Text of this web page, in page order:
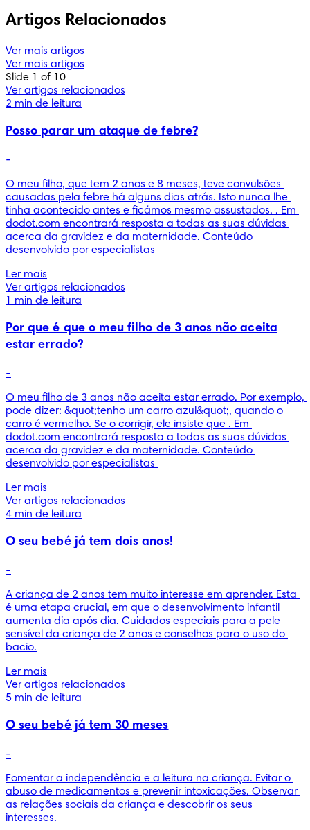
Artigos Relacionados
Ver mais artigos
Ver mais artigos
Slide 1 of 10
Ver artigos relacionados
2 min de leitura
Posso parar um ataque de febre?
-
O meu filho, que tem 2 anos e 8 meses, teve convulsões
causadas pela febre há alguns dias atrás. Isto nunca lhe
tinha acontecido antes e ficámos mesmo assustados. . Em
dodot.com encontrará resposta a todas as suas dúvidas
acerca da gravidez e da maternidade. Conteúdo
desenvolvido por especialistas
Ler mais
Ver artigos relacionados
1 min de leitura
Por que é que o meu filho de 3 anos não aceita
estar errado?
-
O meu filho de 3 anos não aceita estar errado. Por exemplo,
pode dizer: &quot;tenho um carro azul&quot;, quando o
carro é vermelho. Se o corrigir, ele insiste que . Em
dodot.com encontrará resposta a todas as suas dúvidas
acerca da gravidez e da maternidade. Conteúdo
desenvolvido por especialistas
Ler mais
Ver artigos relacionados
4 min de leitura
O seu bebé já tem dois anos!
-
A criança de 2 anos tem muito interesse em aprender. Esta
é uma etapa crucial, em que o desenvolvimento infantil
aumenta dia após dia. Cuidados especiais para a pele
sensível da criança de 2 anos e conselhos para o uso do
bacio.
Ler mais
Ver artigos relacionados
5 min de leitura
O seu bebé já tem 30 meses
-
Fomentar a independência e a leitura na criança. Evitar o
abuso de medicamentos e prevenir intoxicações. Observar
as relações sociais da criança e descobrir os seus
interesses.